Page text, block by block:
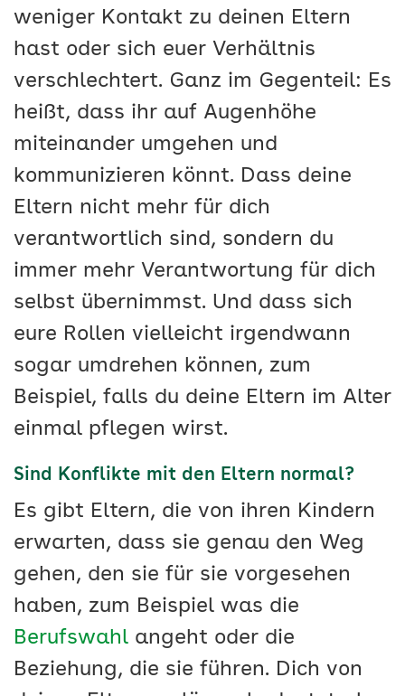
weniger Kontakt zu deinen Eltern
hast oder sich euer Verhältnis
verschlechtert. Ganz im Gegenteil: Es
heißt, dass ihr auf Augenhöhe
miteinander umgehen und
kommunizieren könnt. Dass deine
Eltern nicht mehr für dich
verantwortlich sind, sondern du
immer mehr Verantwortung für dich
selbst übernimmst. Und dass sich
eure Rollen vielleicht irgendwann
sogar umdrehen können, zum
Beispiel, falls du deine Eltern im Alter
einmal pflegen wirst.
Sind Konflikte mit den Eltern normal?
Es gibt Eltern, die von ihren Kindern
erwarten, dass sie genau den Weg
gehen, den sie für sie vorgesehen
haben, zum Beispiel was die
Berufswahl angeht oder die
Beziehung, die sie führen. Dich von